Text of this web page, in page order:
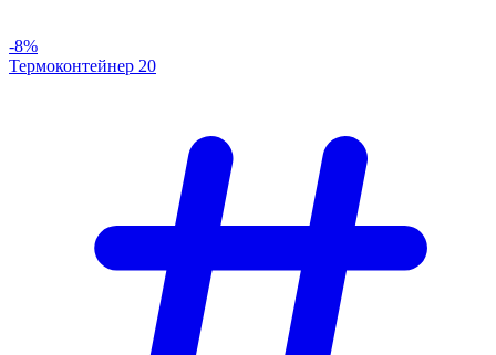
-8%
Термоконтейнер 20